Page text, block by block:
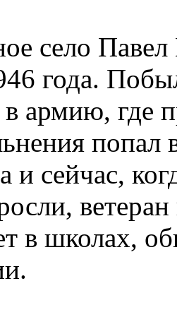
село
года.
в армию, где
и сейчас,
в школах,